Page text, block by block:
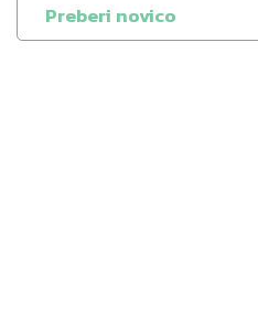
Preberi novico